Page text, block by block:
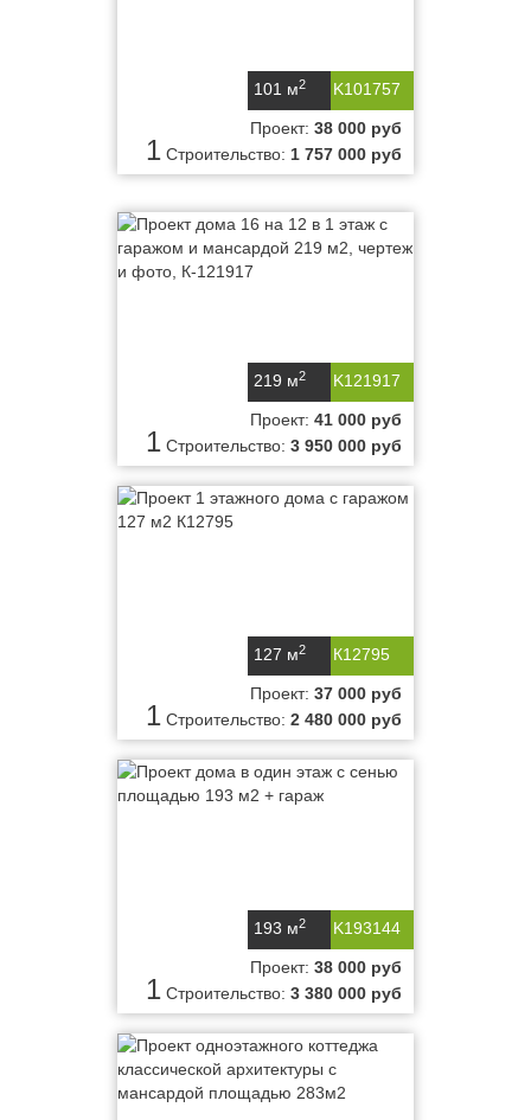
K101757
101 м2
1
Проект: 38 000 руб
Строительство: 1 757 000 руб
K121917
219 м2
1
Проект: 41 000 руб
Строительство: 3 950 000 руб
К12795
127 м2
1
Проект: 37 000 руб
Строительство: 2 480 000 руб
K193144
193 м2
1
Проект: 38 000 руб
Строительство: 3 380 000 руб